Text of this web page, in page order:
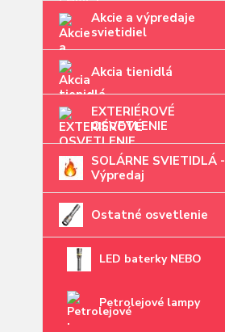
Akcie a výpredaje
svietidiel
Akcia tienidlá
EXTERIÉROVÉ
OSVETLENIE
SOLÁRNE SVIETIDLÁ -
Výpredaj
Ostatné osvetlenie
LED baterky NEBO
Petrolejové lampy